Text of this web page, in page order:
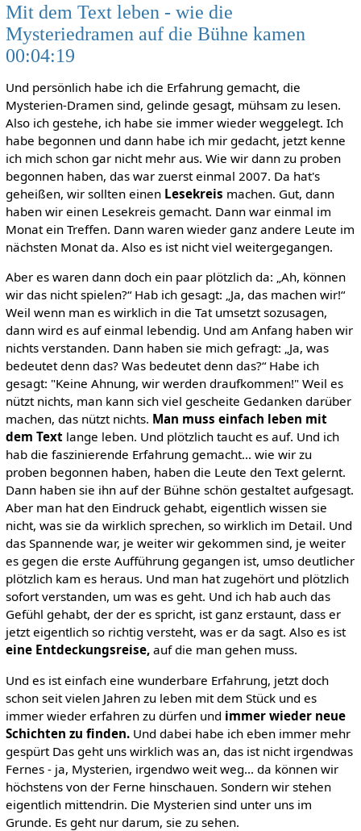
Mit dem Text leben - wie die
Mysteriedramen auf die Bühne kamen
00:04:19
Und persönlich habe ich die Erfahrung gemacht, die
Mysterien-Dramen sind, gelinde gesagt, mühsam zu lesen.
Also ich gestehe, ich habe sie immer wieder weggelegt. Ich
habe begonnen und dann habe ich mir gedacht, jetzt kenne
ich mich schon gar nicht mehr aus. Wie wir dann zu proben
begonnen haben, das war zuerst einmal 2007. Da hat's
geheißen, wir sollten einen Lesekreis machen. Gut, dann
haben wir einen Lesekreis gemacht. Dann war einmal im
Monat ein Treffen. Dann waren wieder ganz andere Leute im
nächsten Monat da. Also es ist nicht viel weitergegangen.
Aber es waren dann doch ein paar plötzlich da: „Ah, können
wir das nicht spielen?“ Hab ich gesagt: „Ja, das machen wir!“
Weil wenn man es wirklich in die Tat umsetzt sozusagen,
dann wird es auf einmal lebendig. Und am Anfang haben wir
nichts verstanden. Dann haben sie mich gefragt: „Ja, was
bedeutet denn das? Was bedeutet denn das?“ Habe ich
gesagt: "Keine Ahnung, wir werden draufkommen!" Weil es
nützt nichts, man kann sich viel gescheite Gedanken darüber
machen, das nützt nichts. Man muss einfach leben mit
dem Textlange leben. Und plötzlich taucht es auf. Und ich
hab die faszinierende Erfahrung gemacht... wie wir zu
proben begonnen haben, haben die Leute den Text gelernt.
Dann haben sie ihn auf der Bühne schön gestaltet aufgesagt.
Aber man hat den Eindruck gehabt, eigentlich wissen sie
nicht, was sie da wirklich sprechen, so wirklich im Detail. Und
das Spannende war, je weiter wir gekommen sind, je weiter
es gegen die erste Aufführung gegangen ist, umso deutlicher
plötzlich kam es heraus. Und man hat zugehört und plötzlich
sofort verstanden, um was es geht. Und ich hab auch das
Gefühl gehabt, der der es spricht, ist ganz erstaunt, dass er
jetzt eigentlich so richtig versteht, was er da sagt. Also es ist
eine Entdeckungsreise,auf die man gehen muss.
Und es ist einfach eine wunderbare Erfahrung, jetzt doch
schon seit vielen Jahren zu leben mit dem Stück und es
immer wieder erfahren zu dürfen und immer wieder neue
Schichten zu finden.Und dabei habe ich eben immer mehr
gespürt Das geht uns wirklich was an, das ist nicht irgendwas
Fernes - ja, Mysterien, irgendwo weit weg... da können wir
höchstens von der Ferne hinschauen. Sondern wir stehen
eigentlich mittendrin. Die Mysterien sind unter uns im
Grunde. Es geht nur darum, sie zu sehen.